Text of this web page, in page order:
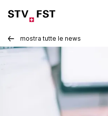
mostra tutte le news